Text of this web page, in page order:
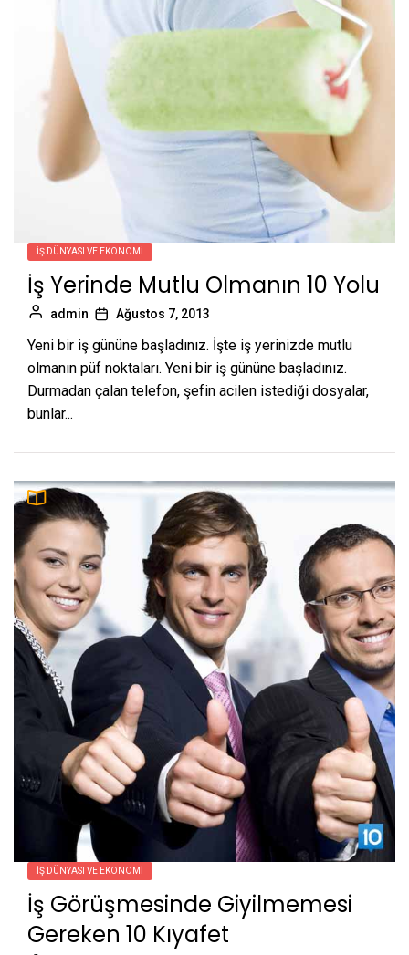
İŞ DÜNYASI VE EKONOMI
İş Yerinde Mutlu Olmanın 10 Yolu
admin Ağustos 7, 2013
Yeni bir iş gününe başladınız. İşte iş yerinizde mutlu
olmanın püf noktaları. Yeni bir iş gününe başladınız.
Durmadan çalan telefon, şefin acilen istediği dosyalar,
bunlar...
İŞ DÜNYASI VE EKONOMI
İş Görüşmesinde Giyilmemesi
Gereken 10 Kıyafet